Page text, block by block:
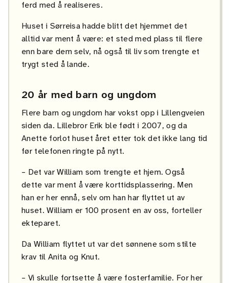
ferd med å realiseres.
Huset i Sørreisa hadde blitt det hjemmet det
alltid var ment å være: et sted med plass til flere
enn bare dem selv, nå også til liv som trengte et
trygt sted å lande.
20 år med barn og ungdom
Flere barn og ungdom har vokst opp i Lillengveien
siden da. Lillebror Erik ble født i 2007, og da
Anette forlot huset året etter tok det ikke lang tid
før telefonen ringte på nytt.
– Det var William som trengte et hjem. Også
dette var ment å være korttidsplassering. Men
han er her ennå, selv om han har flyttet ut av
huset. William er 100 prosent en av oss, forteller
ekteparet.
Da William flyttet ut var det sønnene som stilte
krav til Anita og Knut.
– Vi skulle fortsette å være fosterfamilie. For her